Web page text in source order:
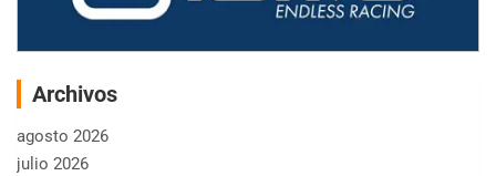
Archivos
agosto 2026
julio 2026